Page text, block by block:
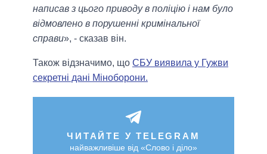
написав з цього приводу в поліцію і нам було
відмовлено в порушенні кримінальної
справи», - сказав він.
Також відзначимо, що СБУ виявила у Гужви
секретні дані Міноборони.
ЧИТАЙТЕ У TELEGRAM
найважливіше від «Слово і діло»